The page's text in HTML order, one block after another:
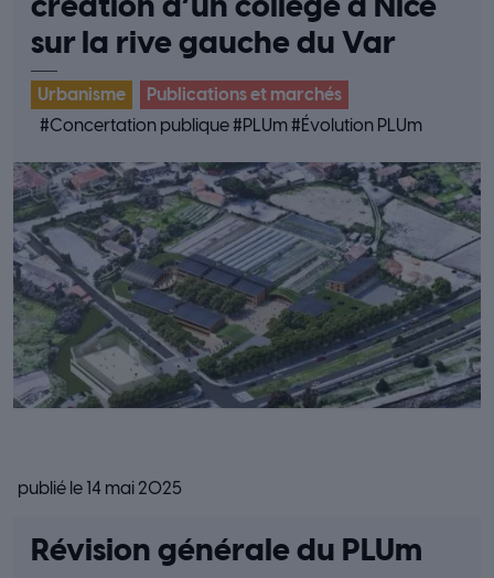
création d’un collège à Nice
sur la rive gauche du Var
Urbanisme
Publications et marchés
#Concertation publique#PLUm#Évolution PLUm
publié le 14 mai 2025
Révision générale du PLUm